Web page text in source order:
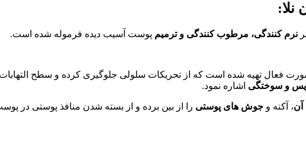
نلا:
نرم کنندگی، مرطوب کنندگی و ترمیم پوست آسیب دیده فرموله شده است.
فعال تهیه شده است که از تحریکات سلولی جلوگیری کرده و سطح التهابات
و سوختگی اشاره نمود.
آن، آکنه و جوش های پوستی را از بین برده و از بسته شدن منافذ پوستی در